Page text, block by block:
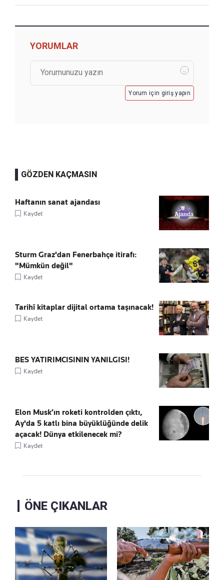
YORUMLAR
Yorum için giriş yapın
GÖZDEN KAÇMASIN
Haftanın sanat ajandası
Kaydet
Sturm Graz'dan Fenerbahçe itirafı:
"Mümkün değil"
Kaydet
Tarihî kitaplar dijital ortama taşınacak!
Kaydet
BES YATIRIMCISININ YANILGISI!
Kaydet
Elon Musk’ın roketi kontrolden çıktı,
Ay'da 5 katlı bina büyüklüğünde delik
açacak! Dünya etkilenecek mi?
Kaydet
ÖNE ÇIKANLAR